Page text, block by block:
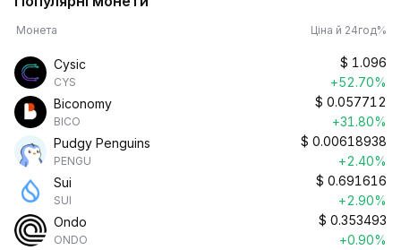
Монета Ціна й 24год%
Cysic
CYS
$ 1.096
+52.70%
Biconomy
BICO
$ 0.057712
+31.80%
Pudgy Penguins
PENGU
$ 0.00618938
+2.40%
Sui
SUI
$ 0.691616
+2.90%
Ondo
ONDO
$ 0.353493
+0.90%